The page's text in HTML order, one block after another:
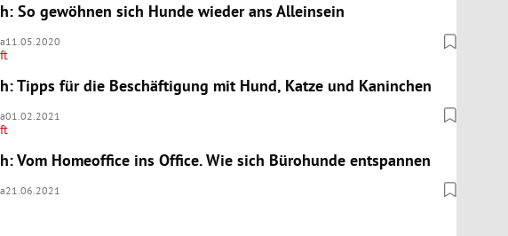
So gewöhnen sich Hunde wieder ans Alleinsein
11.05.2020
Tipps für die Beschäftigung mit Hund, Katze und Kaninchen
01.02.2021
Vom Homeoffice ins Office. Wie sich Bürohunde entspannen
21.06.2021